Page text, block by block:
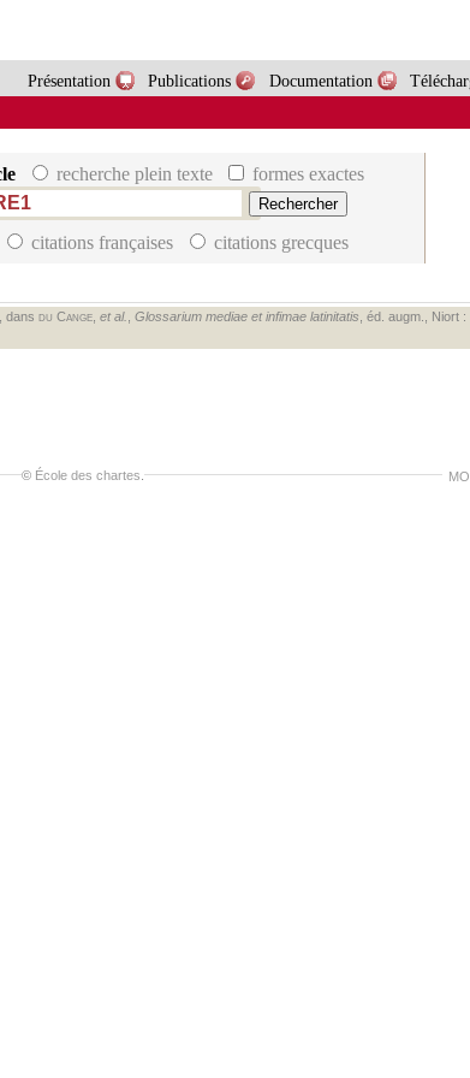
Documentation
Publications
Présentation
recherche plein texte formes exactes
citations françaises citations grecques
dans du Cange, et al. Glossarium mediae et infimae latinitatis , éd. augm., Niort
© École des chartes